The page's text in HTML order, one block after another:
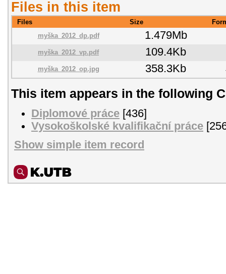
Files in this item
Files Size
myška_2012_dp.pdf
1.479Mb
myška_2012_vp.pdf 109.4Kb
myška_2012_op.jpg 358.3Kb
This item appears in the following
Diplomové práce [436]
Vysokoškolské kvalifikační práce
Show simple item record